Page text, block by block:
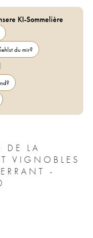
KI-Sommelière
du mir?
DE LA
VIGNOBLES
-